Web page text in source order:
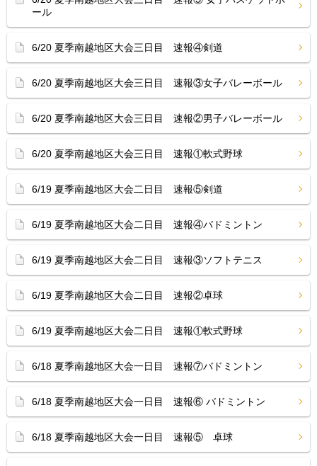
ール
6/20 夏季南越地区大会三日目 速報④剣道
6/20 夏季南越地区大会三日目 速報③女子バレーボール
6/20 夏季南越地区大会三日目 速報②男子バレーボール
6/20 夏季南越地区大会三日目 速報①軟式野球
6/19 夏季南越地区大会二日目 速報⑤剣道
6/19 夏季南越地区大会二日目 速報④バドミントン
6/19 夏季南越地区大会二日目 速報③ソフトテニス
6/19 夏季南越地区大会二日目 速報②卓球
6/19 夏季南越地区大会二日目 速報①軟式野球
6/18 夏季南越地区大会一日目 速報⑦バドミントン
6/18 夏季南越地区大会一日目 速報⑥ バドミントン
6/18 夏季南越地区大会一日目 速報⑤ 卓球